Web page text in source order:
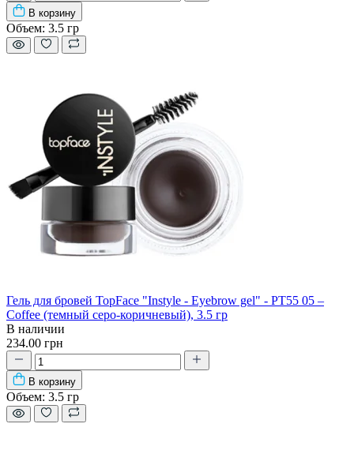
В корзину
Объем: 3.5 гр
Гель для бровей TopFace "Instyle - Eyebrow gel" - PT55 05 –
Coffee (темный серо-коричневый), 3.5 гр
В наличии
234.00 грн
В корзину
Объем: 3.5 гр